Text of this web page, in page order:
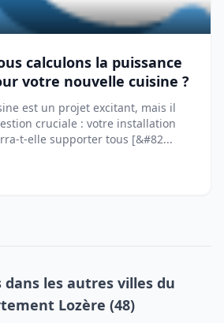
calculons la puissance
votre nouvelle cuisine ?
est un projet excitant, mais il
cruciale : votre installation
t-elle supporter tous [&#82...
les autres villes du
Lozère (48)